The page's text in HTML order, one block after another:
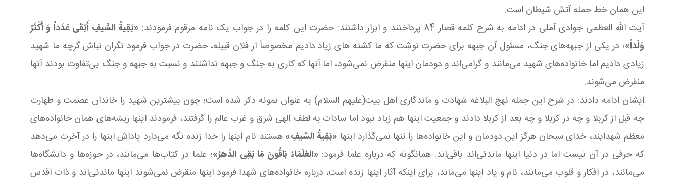
این همان خط حمله آتش شیطان است.
آیت الله العظمی جوادی آملی در ادامه به شرح کلمه قصار 84 پرداختند و ابراز داشتند: حضرت این کلمه را در جواب یک نامه مرقوم فرمودند:
«بَقِیةُ السَّیفِ أَبْقَى عَدَداً وَ أَكْثَرُ
وَلَداً»؛ در یکی از جبهه‌های جنگ، مسئول آن جبهه برای حضرت نوشت که ما کشته های زیاد دادیم مخصوصاً از فلان قبیله، حضرت در جواب فرمود نگران نباش گرچه ما شهید
زیادی دادیم اما خانواده‌های شهید می‌مانند و گرامی‌اند و دودمان اینها منقرض نمی‌شود، اما آنها که کاری به جنگ و جبهه نداشتند و نسبت به جبهه و جنگ بی‌تفاوت بودند آنها
منقرض می‌شوند.
ایشان ادامه دادند: در شرح این جمله نهج البلاغه شهادت و ماندگاری اهل بیت(علیهم السلام) به عنوان نمونه ذکر شده است؛ چون بیشترین شهید را خاندان عصمت و طهارت
چه قبل از کربلا و چه در کربلا و چه بعد از کربلا دادند و جمعیت اینها هم زیاد نبود اما سادات به لطف الهی شرق و غرب عالم را گرفتند، فرمودند اینها ریشه‌های همان خانواده‌های
معظم شهدایند، خدای سبحان هرگز این دودمان و این خانواده‌ها را تنها نمی‌گذارد اینها «بَقِیةُ السَّیفِ» هستند نام اینها را خدا زنده نگه می‌دارد پاداش اینها را در آخرت می‌دهد
که حرفی در آن نیست اما در دنیا اینها ماندنی‌اند باقی‌اند. همانگونه که درباره علما فرمود: «العُلَمَاءُ بَاقُونَ مَا بَقِی الدَّهرُ»؛ علما در کتاب‌ها می‌مانند، در حوزه‌ها و دانشگاه‌ها
می‌مانند، در افکار و قلوب می‌مانند، نام و یاد اینها می‌ماند، برای اینکه آثار اینها زنده است، درباره خانواده‌های شهدا فرمود اینها منقرض نمی‌شوند اینها ماندنی‌اند و ذات اقدس